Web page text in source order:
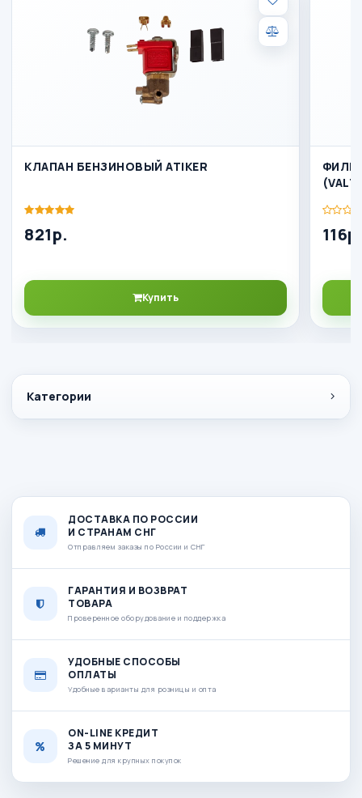
Категории
КЛАПАН БЕНЗИНОВЫЙ ATIKER
821р.
Купить
ДОСТАВКА ПО РОССИИ
И СТРАНАМ СНГ
Отправляем заказы по России и СНГ
ГАРАНТИЯ И ВОЗВРАТ
ТОВАРА
Проверенное оборудование и поддержка
УДОБНЫЕ СПОСОБЫ
ОПЛАТЫ
Удобные варианты для розницы и опта
ON-LINE КРЕДИТ
ЗА 5 МИНУТ
Решение для крупных покупок